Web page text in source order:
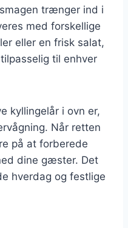
trænger ind i
med forskellige
eller en frisk salat,
til enhver
kyllingelår i ovn er,
Når retten
på at forberede
dine gæster. Det
hverdag og festlige